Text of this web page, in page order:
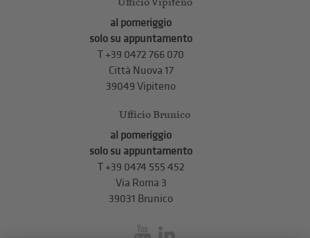
al pomeriggio
solo su appuntamento
T +39 0472 766 070
Città Nuova 17
39049 Vipiteno
Ufficio Brunico
al pomeriggio
solo su appuntamento
T+39 0474 555 452
Via Roma 3
39031 Brunico